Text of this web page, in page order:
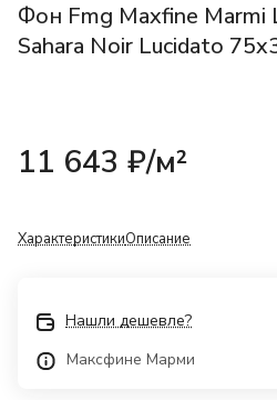
Фон Fmg Maxfine Marmi
Sahara Noir Lucidato
11 643 ₽/м²
ХарактеристикиОписание
Нашли дешевле?
Максфине Марми